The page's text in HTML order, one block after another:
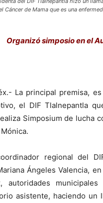
Cáncer de Mama que es una
Organizó simposio en el
La principal premisa,
el DIF Tlalnepantla
Simposium de lucha
regional del
Ángeles Valencia,
autoridades
asistente, haciendo